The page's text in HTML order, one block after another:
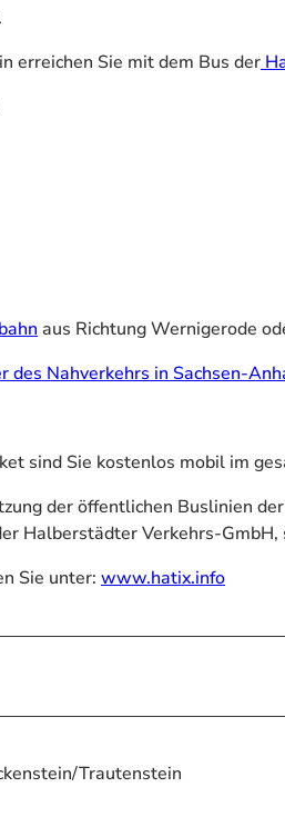
erreichen Sie mit dem Bus der
aus Richtung Wernigerode
des Nahverkehrs in Sachsen-
sind Sie kostenlos mobil im
der öffentlichen Buslinien
Halberstädter Verkehrs-
Sie unter: www.hatix.info
Trautenstein